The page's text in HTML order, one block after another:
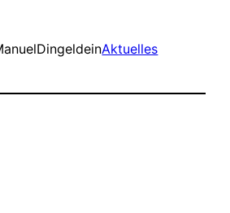
Aktuelles